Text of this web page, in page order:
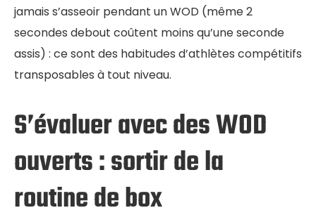
jamais s’asseoir pendant un WOD (même 2
secondes debout coûtent moins qu’une seconde
assis) : ce sont des habitudes d’athlètes compétitifs
transposables à tout niveau.
S’évaluer avec des WOD
ouverts : sortir de la
routine de box